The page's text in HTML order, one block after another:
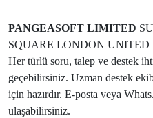
PANGEASOFT LIMITED
SQUARE LONDON UNITED
Her türlü soru, talep ve destek
geçebilirsiniz. Uzman destek
için hazırdır. E-posta veya
ulaşabilirsiniz.